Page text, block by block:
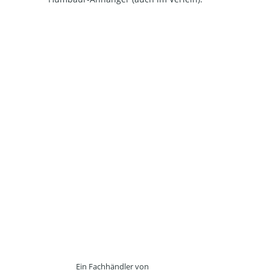
Ein Fachhändler von